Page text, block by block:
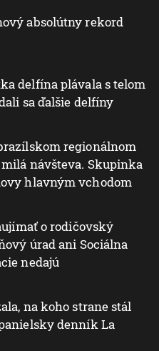
absolútny rekord
delfína plávala s telom
sa ďalšie delfíny
regionálnom
návšteva. Skupinka
hlavným vchodom
o rodičovský
úrad ani Sociálna
nedajú
na koho strane stál
denník La